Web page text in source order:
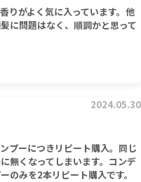
りがよく気に入っています。他
に問題はなく、順調かと思って
2024.05.30
プーにつきリピート購入。同じ
無くなってしまいます。コンデ
のみを2本リピート購入です。